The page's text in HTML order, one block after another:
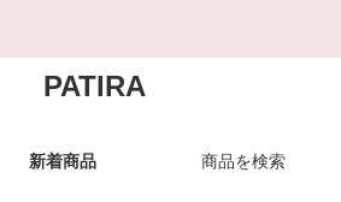
PATIRA
新着商品 商品を検索